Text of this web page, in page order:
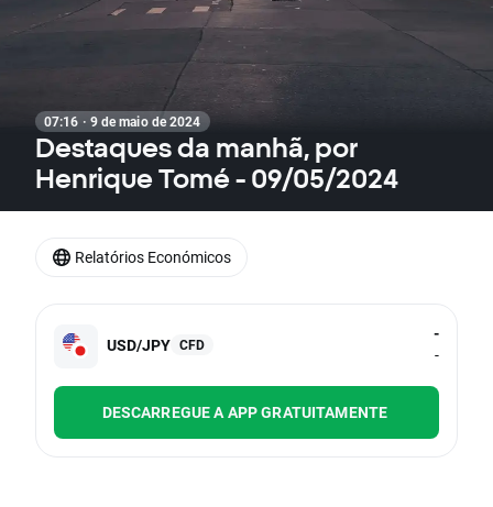
07:16 · 9 de maio de 2024
Destaques da manhã, por
Henrique Tomé - 09/05/2024
USD/JPY CFD
-
-
DESCARREGUE A APP GRATUITAMENTE
Relatórios Económicos